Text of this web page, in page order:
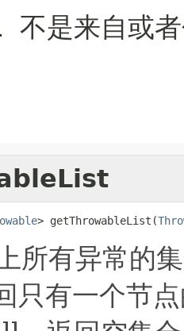
是来自或者
> getThrowableList(
所有异常的
只有一个节